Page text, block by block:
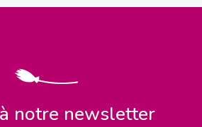
notre newsletter